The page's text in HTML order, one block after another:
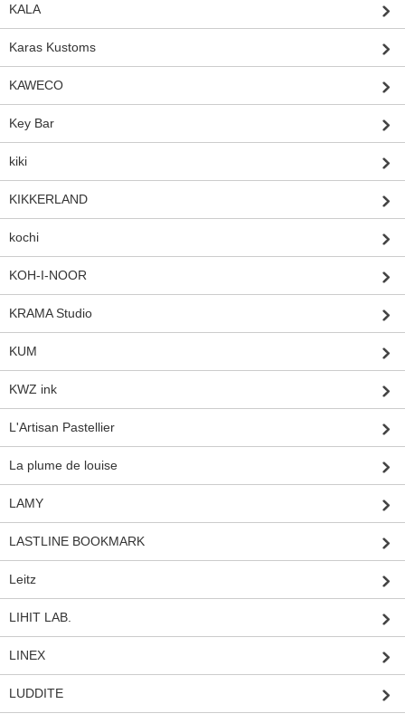
KALA
Karas Kustoms
KAWECO
Key Bar
kiki
KIKKERLAND
kochi
KOH-I-NOOR
KRAMA Studio
KUM
KWZ ink
L'Artisan Pastellier
La plume de louise
LAMY
LASTLINE BOOKMARK
Leitz
LIHIT LAB.
LINEX
LUDDITE